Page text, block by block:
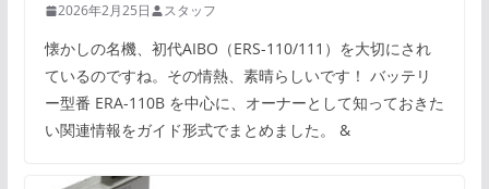
2026年2月25日 スタッフ
懐かしの名機、初代AIBO（ERS-110/111）を大切にされ
ているのですね。その情熱、素晴らしいです！ バッテリ
ー型番 ERA-110B を中心に、オーナーとして知っておきた
い関連情報をガイド形式でまとめました。 &